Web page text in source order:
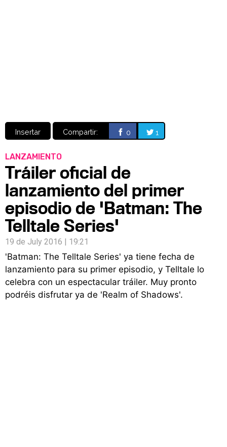
Insertar Compartir: 0 1
LANZAMIENTO
Tráiler oficial de
lanzamiento del primer
episodio de 'Batman: The
Telltale Series'
19 de July 2016 | 19:21
'Batman: The Telltale Series' ya tiene fecha de
lanzamiento para su primer episodio, y Telltale lo
celebra con un espectacular tráiler. Muy pronto
podréis disfrutar ya de 'Realm of Shadows'.